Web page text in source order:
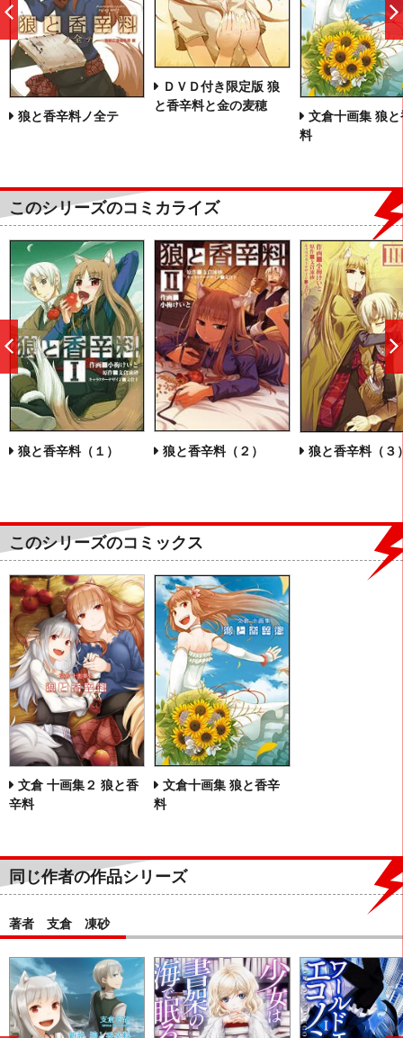
狼と香辛料ノ全テ
ＤＶＤ付き限定版 狼
と香辛料と金の麦穂
文倉十画集 狼と
料
前
へ
このシリーズのコミカライズ
狼と香辛料（１） 狼と香辛料（２） 狼と香辛料（３
前
へ
このシリーズのコミックス
文倉 十画集２ 狼と香
辛料
文倉十画集 狼と香辛
料
同じ作者の作品シリーズ
著者 支倉 凍砂